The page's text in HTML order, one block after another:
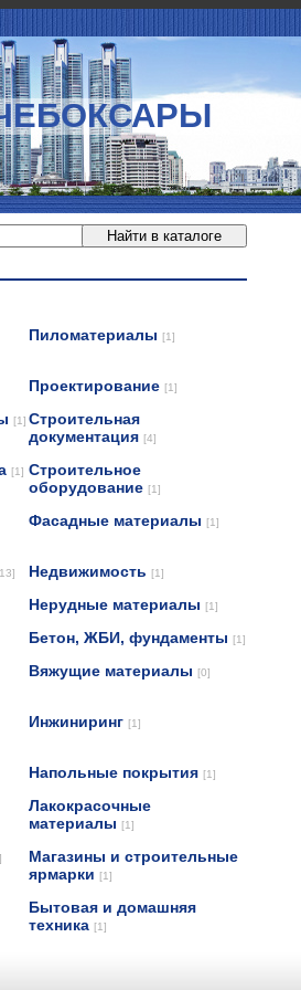
Пиломатериалы [1]
Проектирование [1]
[1] Строительная
документация [4]
[1] Строительное
оборудование [1]
Фасадные материалы [1]
Недвижимость [1]
Нерудные материалы [1]
Бетон, ЖБИ, фундаменты [1]
Вяжущие материалы [0]
Инжиниринг [1]
Напольные покрытия [1]
Лакокрасочные
материалы [1]
Магазины и строительные
ярмарки [1]
Бытовая и домашняя
техника [1]